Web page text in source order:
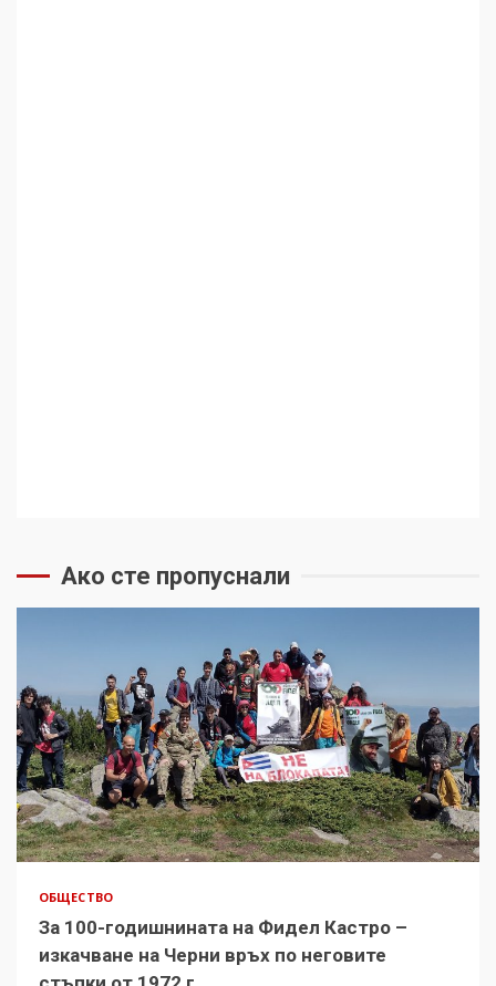
Ако сте пропуснали
ОБЩЕСТВО
За 100-годишнината на Фидел Кастро –
изкачване на Черни връх по неговите